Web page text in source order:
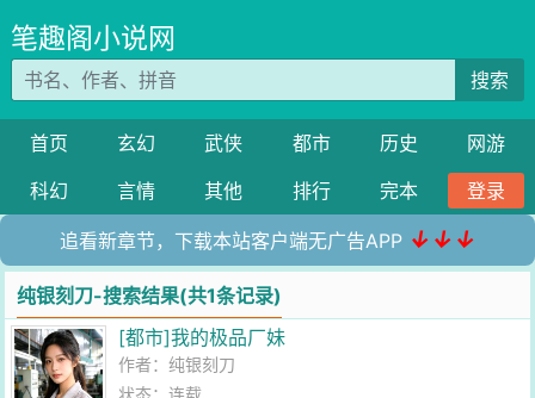
笔趣阁小说网
搜索
首页 玄幻 武侠 都市 历史
网游
科幻
言情 其他 排行 完本 登录
追看新章节，下载本站客户端无广告APP ↓↓↓
纯银刻刀-搜索结果(共1条记录)
[都市]我的极品厂妹
作者：纯银刻刀
状态：连载